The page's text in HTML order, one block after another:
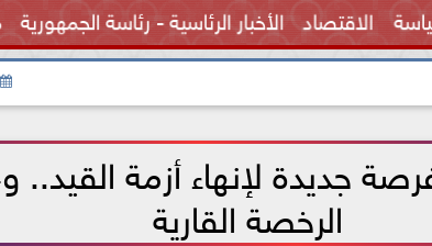
الاقتصاد الأخبار الرئاسية - رئاسة الجمهورية
الصحة
الرخصة القارية